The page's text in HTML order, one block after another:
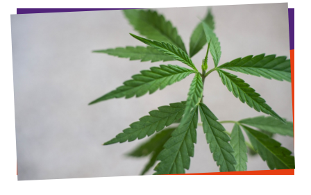
Hochspannung - powered by Volt - Podcast
Jobs bei Volt
Mache mit!